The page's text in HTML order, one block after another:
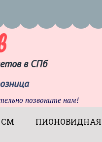
в СПб
позвоните нам!
СМ ПИОНОВИДНАЯ